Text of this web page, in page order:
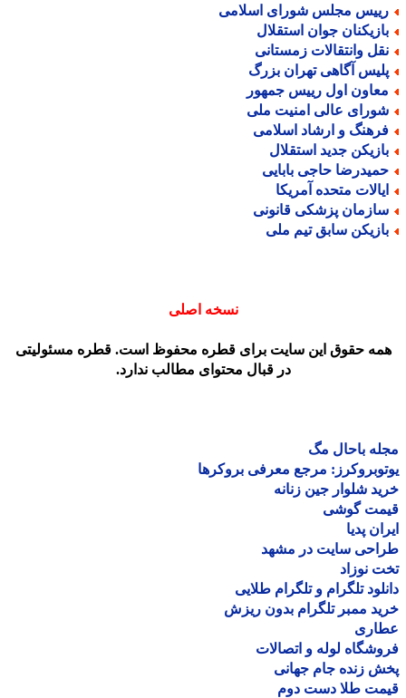
مجلس شورای اسلامی
جوان استقلال
وانتقالات زمستانی
آگاهی تهران بزرگ
اول رییس جمهور
عالی امنیت ملی
و ارشاد اسلامی
جدید استقلال
حاجی بابایی
متحده آمریکا
پزشکی قانونی
سابق تیم ملی
نسخه اصلی
حقوق این سایت برای قطره محفوظ است. قطره مسئولیتی
در قبال محتوای مطالب ندارد.
باحال مگ
مرجع معرفی بروکرها
شلوار جین زنانه
گوشی
پدیا
سایت در مشهد
نوزاد
تلگرام و تلگرام طلایی
ممبر تلگرام بدون ریزش
لوله و اتصالات
زنده جام جهانی
طلا دست دوم